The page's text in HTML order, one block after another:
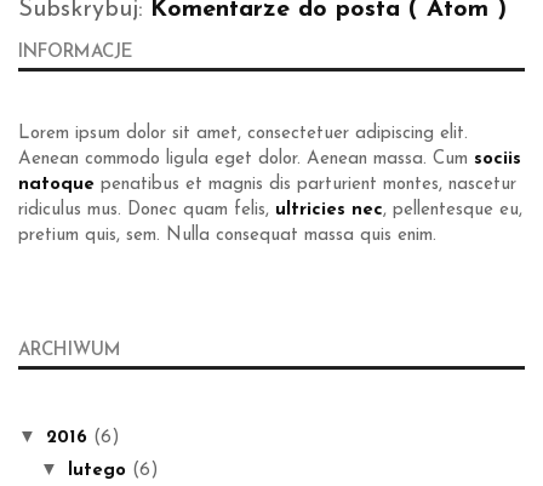
Subskrybuj: Komentarze do posta ( Atom )
INFORMACJE
Lorem ipsum dolor sit amet, consectetuer adipiscing elit.
Aenean commodo ligula eget dolor. Aenean massa. Cum sociis
natoque penatibus et magnis dis parturient montes, nascetur
ridiculus mus. Donec quam felis, ultricies nec, pellentesque eu,
pretium quis, sem. Nulla consequat massa quis enim.
ARCHIWUM
▼ 2016 (6)
▼ lutego (6)